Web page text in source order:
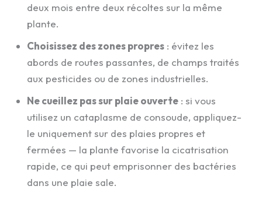
deux mois entre deux récoltes sur la même
plante.
Choisissez des zones propres : évitez les
abords de routes passantes, de champs traités
aux pesticides ou de zones industrielles.
Ne cueillez pas sur plaie ouverte : si vous
utilisez un cataplasme de consoude, appliquez-
le uniquement sur des plaies propres et
fermées — la plante favorise la cicatrisation
rapide, ce qui peut emprisonner des bactéries
dans une plaie sale.